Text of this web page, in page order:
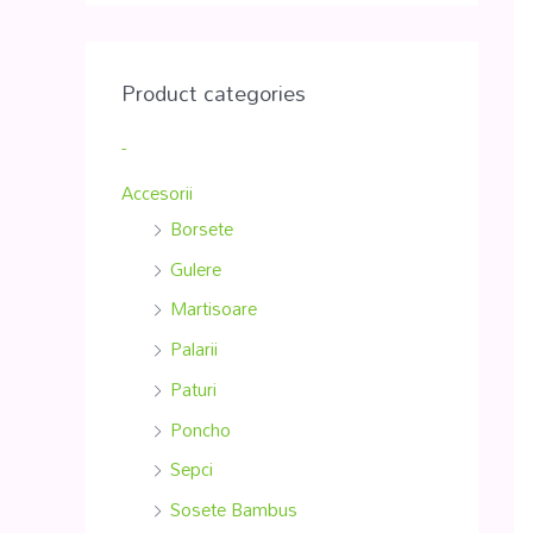
Product categories
-
Accesorii
Borsete
Gulere
Martisoare
Palarii
Paturi
Poncho
Sepci
Sosete Bambus